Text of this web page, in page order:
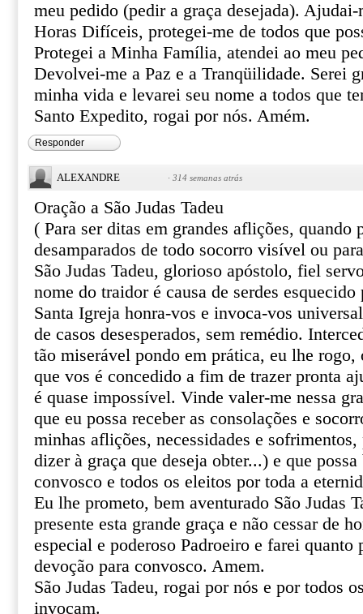
meu pedido (pedir a graça desejada). Ajudai-
Horas Difíceis, protegei-me de todos que
Protegei a Minha Família, atendei ao meu
Devolvei-me a Paz e a Tranqüilidade. Serei
minha vida e levarei seu nome a todos que
Santo Expedito, rogai por nós. Amém.
Responder
ALEXANDRE · 314 semanas atrás
Oração a São Judas Tadeu
( Para ser ditas em grandes aflições, quando
desamparados de todo socorro visível ou
São Judas Tadeu, glorioso apóstolo, fiel
nome do traidor é causa de serdes
Santa Igreja honra-vos e invoca-vos
de casos desesperados, sem remédio.
tão miserável pondo em prática, eu lhe
que vos é concedido a fim de trazer pronta
é quase impossível. Vinde valer-me nessa
que eu possa receber as consolações e
minhas aflições, necessidades e
dizer à graça que deseja obter...) e que
convosco e todos os eleitos por toda a
Eu lhe prometo, bem aventurado São Judas
presente esta grande graça e não cessar de
especial e poderoso Padroeiro e farei quanto
devoção para convosco. Amem.
São Judas Tadeu, rogai por nós e por todos
invocam.